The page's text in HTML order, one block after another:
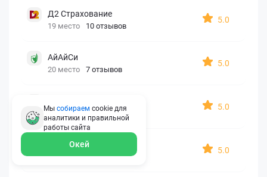
Д2 Страхование
19 место 10 отзывов
5.0
АйАйСи
20 место 7 отзывов
5.0
21 место 6 отзывов
5.0
ERGO AXA
22 место 2 отзыва
5.0
Мы собираем cookie для
аналитики и правильной
работы сайта
Окей